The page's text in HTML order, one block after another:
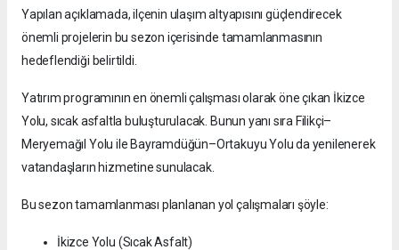
Yapılan açıklamada, ilçenin ulaşım altyapısını güçlendirecek
önemli projelerin bu sezon içerisinde tamamlanmasının
hedeflendiği belirtildi.
Yatırım programının en önemli çalışması olarak öne çıkan İkizce
Yolu, sıcak asfaltla buluşturulacak. Bunun yanı sıra Filikçi–
Meryemağıl Yolu ile Bayramdüğün–Ortakuyu Yolu da yenilenerek
vatandaşların hizmetine sunulacak.
Bu sezon tamamlanması planlanan yol çalışmaları şöyle:
İkizce Yolu (Sıcak Asfalt)